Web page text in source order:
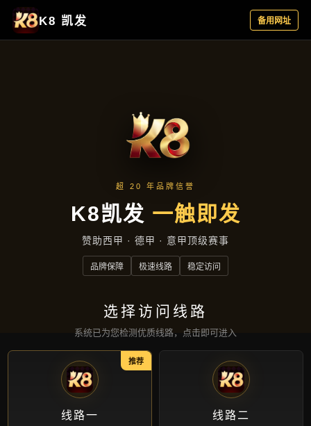
顶级手机体育大厅：掌上赛事模拟，
高清操作刺激
ding ji shou ji ti yu da ting zhang shang sai shi mo ni
gao qing cao zuo ci ji
联系电话